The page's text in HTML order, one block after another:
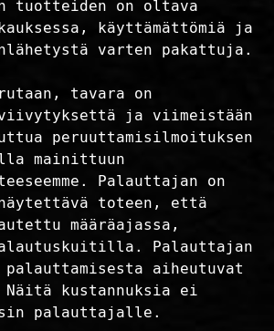
tuotteiden on oltava
käyttämättömiä ja
varten pakattuja.
tavara on
ja viimeistään
peruuttamisilmoituksen
mainittuun
Palauttajan on
toteen, että
määräajassa,
Palauttajan
palauttamisesta aiheutuvat
Näitä kustannuksia ei
palauttajalle.